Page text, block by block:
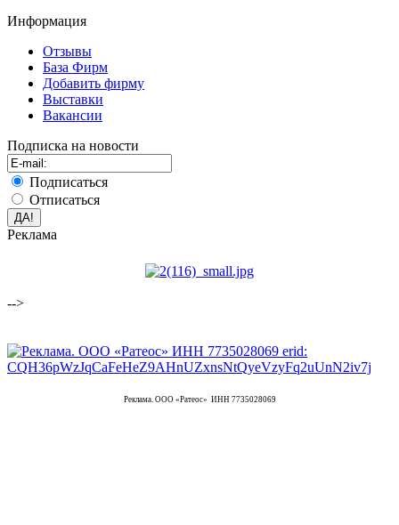
Информация
Отзывы
База Фирм
Добавить фирму
Выставки
Вакансии
Подписка на новости
Подписаться
Отписаться
Реклама
-->
Реклама. ООО «Ратеос» ИНН 7735028069